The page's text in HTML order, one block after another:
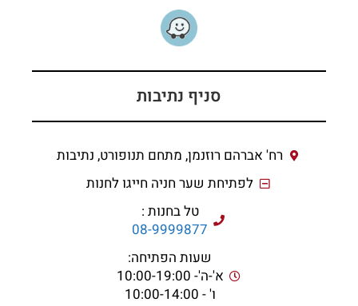
סניף נתיבות
רח' אברהם רוזנמן, מתחם תנופורט, נתיבות
לפתיחת שער חניה חייגו לחנות
טל בחנות :
08-9999877
שעות הפתיחה:
א'-ה'- 10:00-19:00
ו' - 10:00-14:00